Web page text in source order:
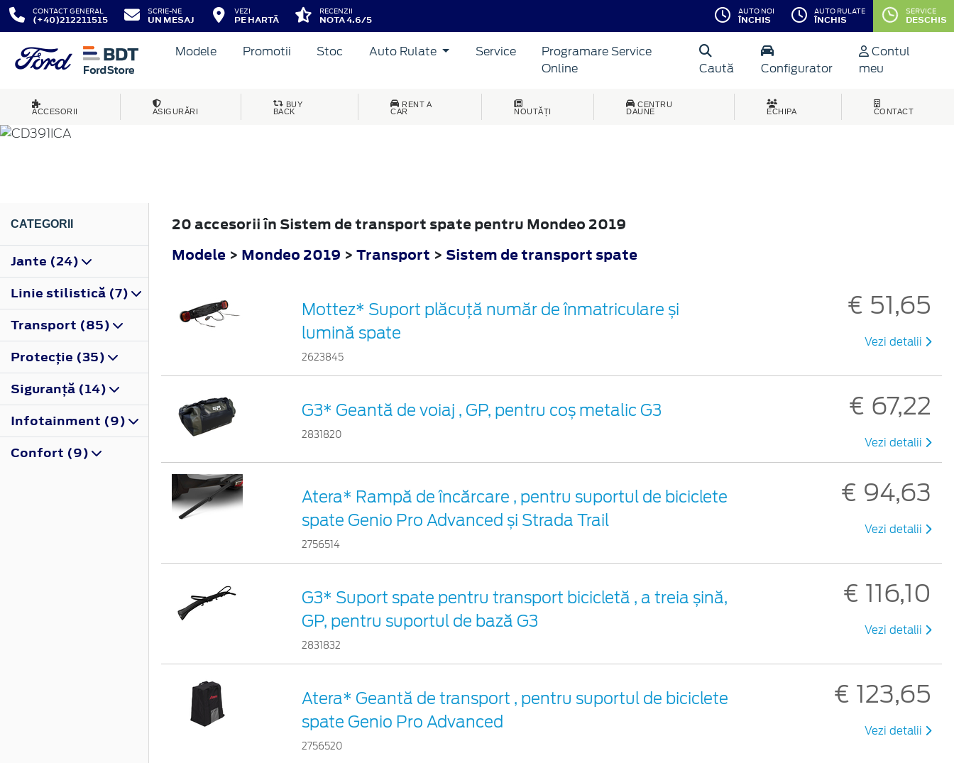
CONTACT GENERAL
(+40)212211515
SCRIE-NE
UN MESAJ
VEZI
PE HARTĂ
RECENZII
NOTA 4.6/5
AUTO NOI
ÎNCHIS
AUTO RULATE
ÎNCHIS
SERVICE
DESCHIS
Modele Promotii Stoc Auto Rulate Service
Programare Service
Online
Caută Configurator
Contul
meu
ACCESORII ASIGURĂRI
BUY
BACK
RENT A
CAR
NOUTĂȚI
CENTRU
DAUNE
ECHIPA CONTACT
MONDEO
CATEGORII
Jante (24)
Linie stilistică (7)
Transport (85)
Protecţie (35)
Siguranţă (14)
Infotainment (9)
Confort (9)
20 accesorii în Sistem de transport spate pentru Mondeo 2019
Modele > Mondeo 2019 > Transport > Sistem de transport spate
Mottez* Suport plăcuță număr de înmatriculare și
lumină spate
2623845
€ 51,65
Vezi detalii
G3* Geantă de voiaj , GP, pentru coș metalic G3
2831820
€ 67,22
Vezi detalii
Atera* Rampă de încărcare , pentru suportul de biciclete
spate Genio Pro Advanced și Strada Trail
2756514
€ 94,63
Vezi detalii
G3* Suport spate pentru transport bicicletă , a treia șină,
GP, pentru suportul de bază G3
2831832
€ 116,10
Vezi detalii
Atera* Geantă de transport , pentru suportul de biciclete
spate Genio Pro Advanced
2756520
€ 123,65
Vezi detalii